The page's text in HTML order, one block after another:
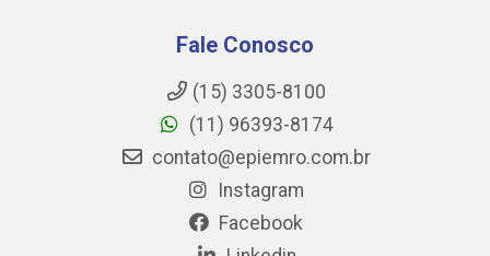
Fale Conosco
(15) 3305-8100
(11) 96393-8174
contato@epiemro.com.br
Instagram
Facebook